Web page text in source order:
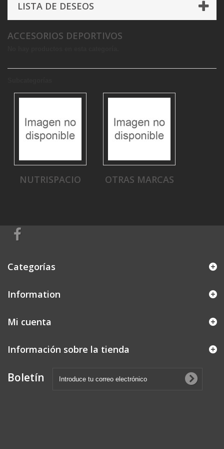
LISTA DE DESEOS
ACCESORIOS DEPORTIVOS
NUTRISPACIO OTRAS MARCAS
Categorías
Information
Mi cuenta
Información sobre la tienda
Boletín